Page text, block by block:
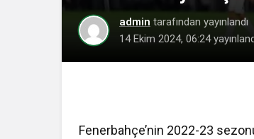
admin tarafından yayınlandı
14 Ekim 2024, 06:24
Fenerbahçe’nin 2022-23